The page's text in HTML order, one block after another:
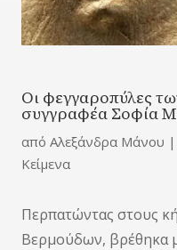
Οι φεγγαροπύλες
συγγραφέα Σοφία
από Αλεξάνδρα Μάνου |
Κείμενα
Περπατώντας στους
Βερμούδων, βρέθηκα